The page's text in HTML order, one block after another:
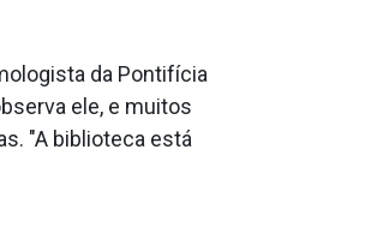
da Pontifícia
ele, e muitos
"A biblioteca está